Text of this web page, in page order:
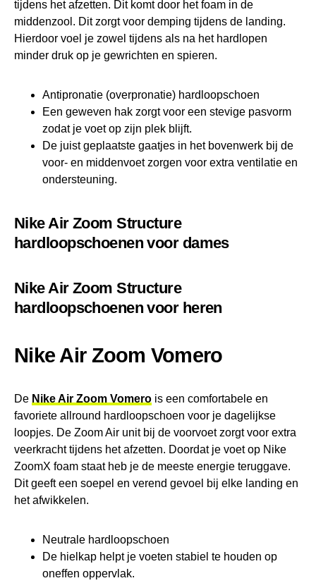
tijdens het afzetten. Dit komt door het foam in de
middenzool. Dit zorgt voor demping tijdens de landing.
Hierdoor voel je zowel tijdens als na het hardlopen
minder druk op je gewrichten en spieren.
Antipronatie (overpronatie) hardloopschoen
Een geweven hak zorgt voor een stevige pasvorm
zodat je voet op zijn plek blijft.
De juist geplaatste gaatjes in het bovenwerk bij de
voor- en middenvoet zorgen voor extra ventilatie en
ondersteuning.
Nike Air Zoom Structure
hardloopschoenen voor dames
Nike Air Zoom Structure
hardloopschoenen voor heren
Nike Air Zoom Vomero
De Nike Air Zoom Vomero is een comfortabele en
favoriete allround hardloopschoen voor je dagelijkse
loopjes. De Zoom Air unit bij de voorvoet zorgt voor extra
veerkracht tijdens het afzetten. Doordat je voet op Nike
ZoomX foam staat heb je de meeste energie teruggave.
Dit geeft een soepel en verend gevoel bij elke landing en
het afwikkelen.
Neutrale hardloopschoen
De hielkap helpt je voeten stabiel te houden op
oneffen oppervlak.